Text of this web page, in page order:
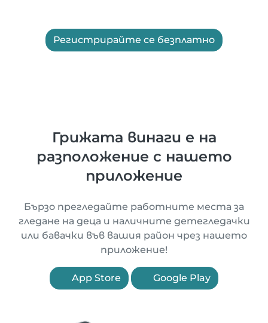
Регистрирайте се безплатно
Грижата винаги е на
разположение с нашето
приложение
Бързо прегледайте работните места за
гледане на деца и наличните детегледачки
или бавачки във вашия район чрез нашето
приложение!
App Store Google Play